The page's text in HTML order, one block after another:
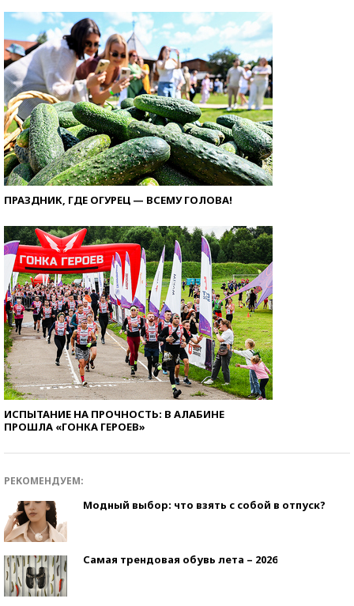
ПРАЗДНИК, ГДЕ ОГУРЕЦ — ВСЕМУ ГОЛОВА!
ИСПЫТАНИЕ НА ПРОЧНОСТЬ: В АЛАБИНЕ
ПРОШЛА «ГОНКА ГЕРОЕВ»
РЕКОМЕНДУЕМ:
Модный выбор: что взять с собой в отпуск?
Самая трендовая обувь лета – 2026